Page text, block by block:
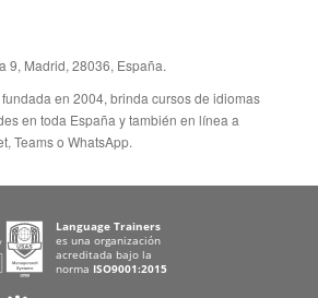
9, Madrid, 28036, España.
fundada en 2004, brinda cursos de idiomas
en toda España y también en línea a
Teams o WhatsApp.